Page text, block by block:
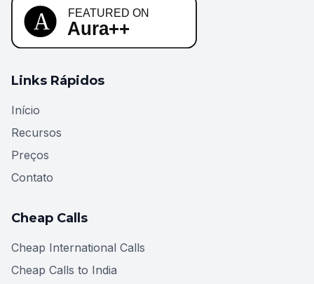
Links Rápidos
Início
Recursos
Preços
Contato
Cheap Calls
Cheap International Calls
Cheap Calls to India